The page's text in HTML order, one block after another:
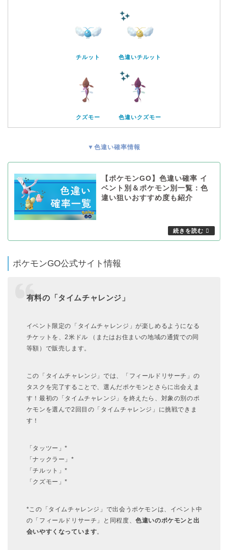
チルット 色違いチルット
クズモー 色違いクズモー
▼色違い確率情報
【ポケモンGO】色違い確率 イ
ベント別＆ポケモン別一覧：色
違い狙いおすすめ度も紹介
ポケモンGO公式サイト情報
有料の「タイムチャレンジ」
イベント限定の「タイムチャレンジ」が楽しめるようになる
チケットを、2米ドル （またはお住まいの地域の通貨での同
等額）で販売します。
この「タイムチャレンジ」では、「フィールドリサーチ」の
タスクを完了することで、選んだポケモンとさらに出会えま
す！最初の「タイムチャレンジ」を終えたら、対象の別のポ
ケモンを選んで2回目の「タイムチャレンジ」に挑戦できま
す！
「タッツー」*
「ナックラー」*
「チルット」*
「クズモー」*
*この「タイムチャレンジ」で出会うポケモンは、イベント中
の「フィールドリサーチ」と同程度、色違いのポケモンと出
会いやすくなっています。